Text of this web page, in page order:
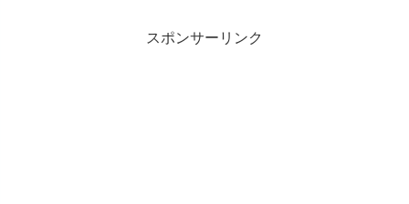
スポンサーリンク